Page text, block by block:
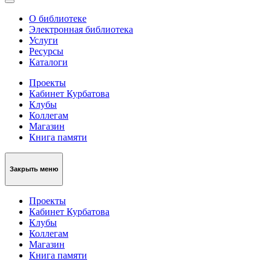
О библиотеке
Электронная библиотека
Услуги
Ресурсы
Каталоги
Проекты
Кабинет Курбатова
Клубы
Коллегам
Магазин
Книга памяти
Закрыть меню
Проекты
Кабинет Курбатова
Клубы
Коллегам
Магазин
Книга памяти